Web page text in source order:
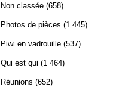
Non classée (658)
Photos de pièces (1 445)
Piwi en vadrouille (537)
Qui est qui (1 464)
Réunions (652)